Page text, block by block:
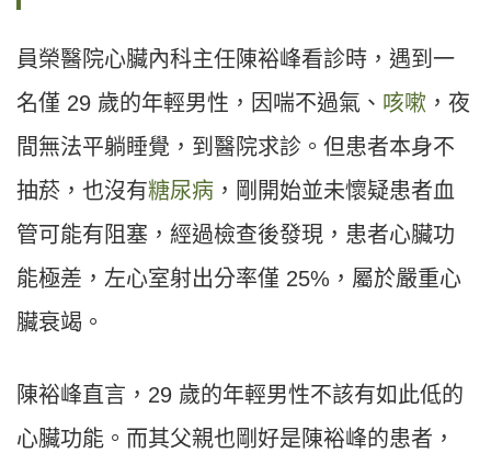
員榮醫院心臟內科主任陳裕峰看診時，遇到一
名僅 29 歲的年輕男性，因喘不過氣、 咳嗽 ，夜
間無法平躺睡覺，到醫院求診。但患者本身不
抽菸，也沒有糖尿病 ，剛開始並未懷疑患者血
管可能有阻塞，經過檢查後發現，患者心臟功
能極差，左心室射出分率僅 25%，屬於嚴重心
臟衰竭。
陳裕峰直言，29 歲的年輕男性不該有如此低的
心臟功能。而其父親也剛好是陳裕峰的患者，